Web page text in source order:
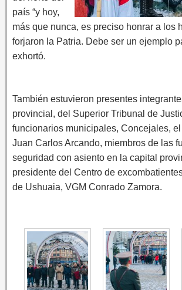
país “y hoy,
más que nunca, es preciso honrar a los
forjaron la Patria. Debe ser un ejemplo
exhortó.
También estuvieron presentes
provincial, del Superior Tribunal de
funcionarios municipales, Concejales,
Juan Carlos Arcando, miembros de las
seguridad con asiento en la capital
presidente del Centro de
de Ushuaia, VGM Conrado Zamora.